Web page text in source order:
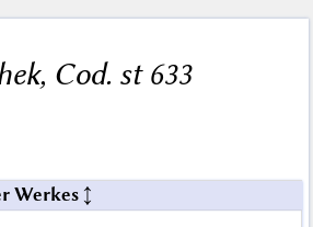
Cod. st 633
Werkes